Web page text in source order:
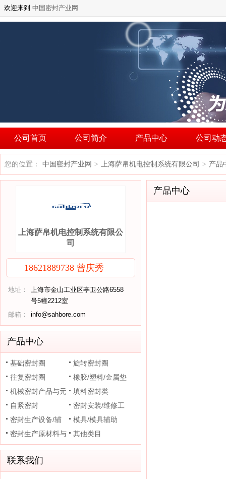
欢迎来到 中国密封产业网
公司首页 公司简介 产品中心 公司动
您的位置： 中国密封产业网 > 上海萨帛机电控制系统有限公司 > 产品
上海萨帛机电控制系统有限公
司
18621889738 曾庆秀
地址：
上海市金山工业区亭卫公路6558
号5幢2212室
邮箱：
info@sahbore.com
产品中心
基础密封圈
旋转密封圈
往复密封圈
橡胶/塑料/金属垫
片
机械密封产品与元
件
填料密封类
自紧密封
密封安装/维修工
具
密封生产设备/辅
助装置
模具/模具辅助
密封生产原材料与
其他类目
联系我们
产品中心